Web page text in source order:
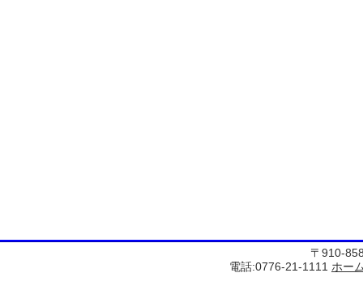
〒910-
電話:0776-21-1111 ホー